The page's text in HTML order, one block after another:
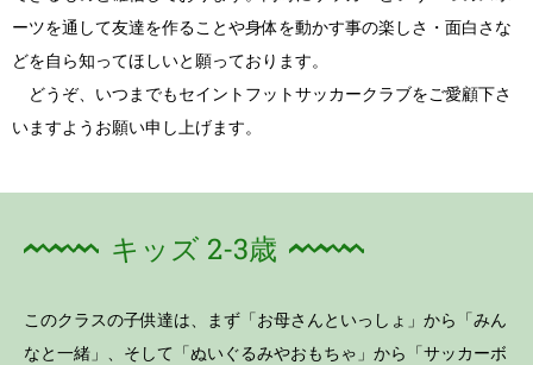
ーツを通して友達を作ることや身体を動かす事の楽しさ・面白さな
どを自ら知ってほしいと願っております。
どうぞ、いつまでもセイントフットサッカークラブをご愛顧下さ
いますようお願い申し上げます。
キッズ 2-3歳
このクラスの子供達は、まず「お母さんといっしょ」から「みん
なと一緒」、そして「ぬいぐるみやおもちゃ」から「サッカーボ